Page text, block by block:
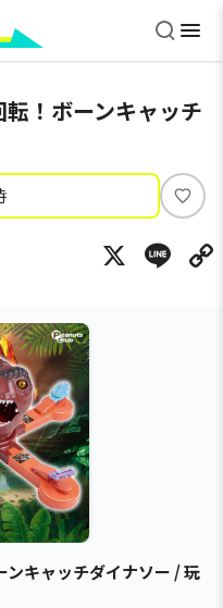
転！ボーンキャッチ
い
ね
X
ンキャッチダイナソー / 玩